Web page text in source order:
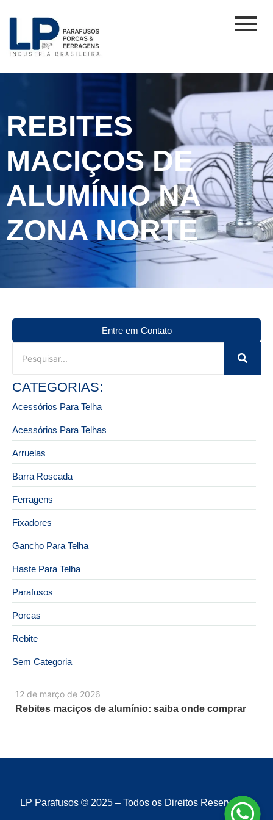
REBITES
MACIÇOS DE
ALUMÍNIO NA
ZONA NORTE
12 de março de 2026
Rebites maciços de alumínio: saiba onde comprar
Entre em Contato
CATEGORIAS:
Acessórios Para Telha
Acessórios Para Telhas
Arruelas
Barra Roscada
Ferragens
Fixadores
Gancho Para Telha
Haste Para Telha
Parafusos
Porcas
Rebite
Sem Categoria
LP Parafusos © 2025 – Todos os Direitos Reservados